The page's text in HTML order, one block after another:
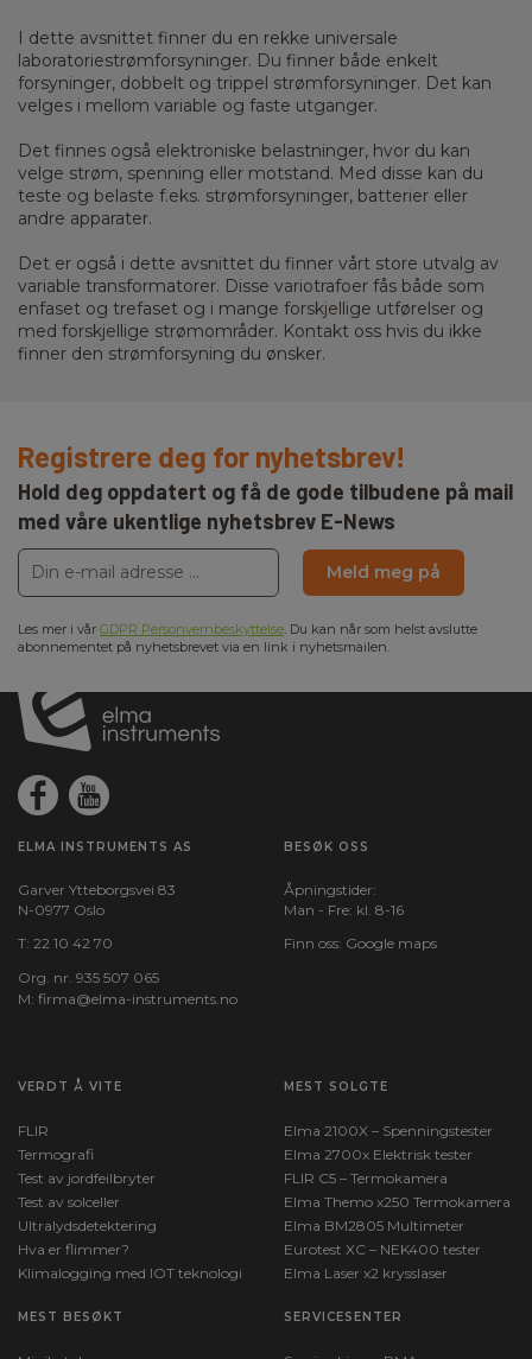
I dette avsnittet finner du en rekke universale
laboratoriestrømforsyninger. Du finner både enkelt
forsyninger, dobbelt og trippel strømforsyninger. Det kan
velges i mellom variable og faste utganger.
Det finnes også elektroniske belastninger, hvor du kan
velge strøm, spenning eller motstand. Med disse kan du
teste og belaste f.eks. strømforsyninger, batterier eller
andre apparater.
Det er også i dette avsnittet du finner vårt store utvalg av
variable transformatorer. Disse variotrafoer fås både som
enfaset og trefaset og i mange forskjellige utførelser og
med forskjellige strømområder. Kontakt oss hvis du ikke
finner den strømforsyning du ønsker.
Registrere deg for nyhetsbrev!
Hold deg oppdatert og få de gode tilbudene på mail
med våre ukentlige nyhetsbrev E-News
Meld meg på
Les mer i vår GDPR Personvernbeskyttelse. Du kan når som helst avslutte
abonnementet på nyhetsbrevet via en link i nyhetsmailen.
ELMA INSTRUMENTS AS
Garver Ytteborgsvei 83
N-0977 Oslo
T: 22 10 42 70
Org. nr. 935 507 065
M: firma@elma-instruments.no​
BESØK OSS
Åpningstider:
Man - Fre: kl. 8-16
Finn oss: Google maps
VERDT Å VITE
FLIR
Termografi
Test av jordfeilbryter
Test av solceller
Ultralydsdetektering
Hva er flimmer?
Klimalogging med IOT teknologi
MEST SOLGTE
Elma 2100X – Spenningstester
Elma 2700x Elektrisk tester
FLIR C5 – Termokamera
Elma Themo x250 Termokamera
Elma BM2805 Multimeter
Eurotest XC – NEK400 tester
Elma Laser x2 krysslaser
MEST BESØKT SERVICESENTER